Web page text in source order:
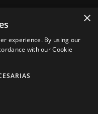
×
experience. By using our
with our Cookie